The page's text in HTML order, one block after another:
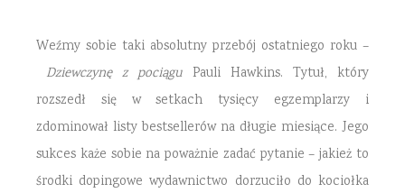
Weźmy sobie taki absolutny przebój ostatniego roku –
Dziewczynę z pociągu Pauli Hawkins. Tytuł, który
rozszedł się w setkach tysięcy egzemplarzy i
zdominował listy bestsellerów na długie miesiące. Jego
sukces każe sobie na poważnie zadać pytanie – jakież to
środki dopingowe wydawnictwo dorzuciło do kociołka